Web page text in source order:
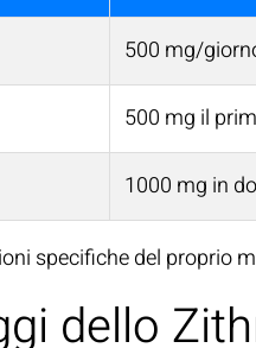
500 mg/
500 mg il
1000 mg in
specifiche del proprio
dello